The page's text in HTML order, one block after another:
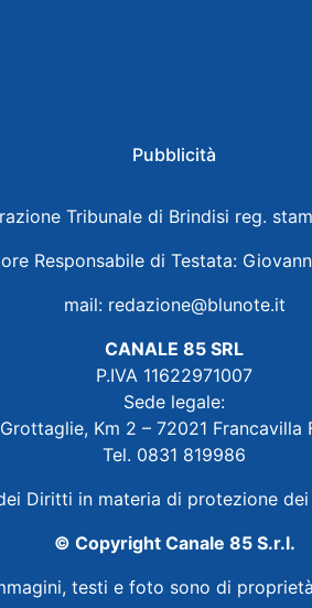
Pubblicità
Tribunale di Brindisi reg.
Responsabile di Testata:
mail: redazione@blunote.it
CANALE 85 SRL
P.IVA 11622971007
Sede legale:
Km 2 – 72021 Francavilla
Tel. 0831 819986
Diritti in materia di protezione dei
© Copyright Canale 85 S.r.l.
testi e foto sono di